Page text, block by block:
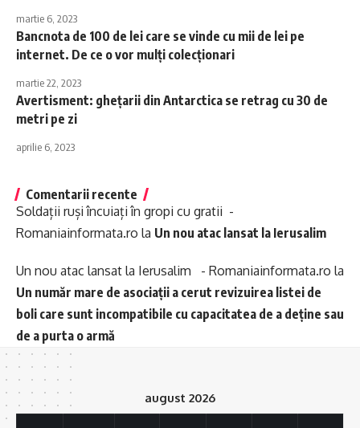
martie 6, 2023
Bancnota de 100 de lei care se vinde cu mii de lei pe
internet. De ce o vor mulți colecționari
martie 22, 2023
Avertisment: ghețarii din Antarctica se retrag cu 30 de
metri pe zi
aprilie 6, 2023
Comentarii recente
Soldații ruși încuiați în gropi cu gratii -
Romaniainformata.ro la Un nou atac lansat la Ierusalim
Un nou atac lansat la Ierusalim - Romaniainformata.ro la
Un număr mare de asociații a cerut revizuirea listei de
boli care sunt incompatibile cu capacitatea de a deține sau
de a purta o armă
august 2026